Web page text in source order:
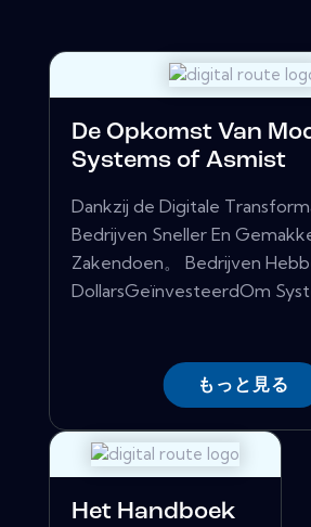
De Opkomst Van
Systems of Asmist
Dankzij de Digitale
Bedrijven Sneller En
Zakendoen。 Bedrijven
DollarsGeïnvesteerdOm
もっと見る
Het Handboek